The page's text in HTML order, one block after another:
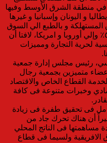
في منطقة الشرق الأوسط وفيها
و اليونان وإسبانيا و غيرها
المستهلكة و بالطبع الي السوق
الافريقية النامية بمعدلات تفوق الـ ٥٪‏ وإلي أوروبا و امريكا، لافتا أن
لحرية التجارة ومميزات
رئيس مجلس إدارة جمعية
متميزين بجمعية رجال
القطاع الخاص والاقتصاد
وخبرات متنوعة فى كافة
فى تحقيق طفرة فى زيادة
أن هناك تحرك جاد من
مساهمتها فى الناتج المحلي
الافريقية ولسيما فى قطاع